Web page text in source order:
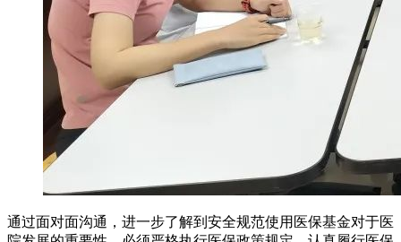
通过面对面沟通，进一步了解到安全规范使用医保基金对于医